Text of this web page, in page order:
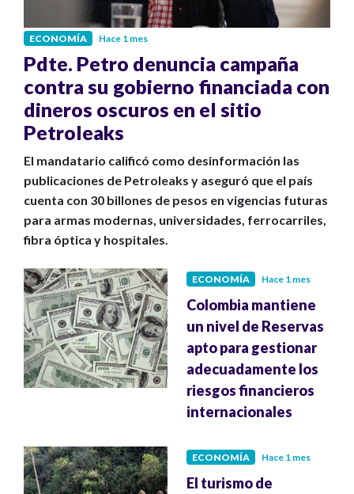
ECONOMÍA Hace 1 mes
Pdte. Petro denuncia campaña
contra su gobierno financiada con
dineros oscuros en el sitio
Petroleaks
El mandatario calificó como desinformación las
publicaciones de Petroleaks y aseguró que el país
cuenta con 30 billones de pesos en vigencias futuras
para armas modernas, universidades, ferrocarriles,
fibra óptica y hospitales.
ECONOMÍA Hace 1 mes
Colombia mantiene
un nivel de Reservas
apto para gestionar
adecuadamente los
riesgos financieros
internacionales
ECONOMÍA Hace 1 mes
El turismo de